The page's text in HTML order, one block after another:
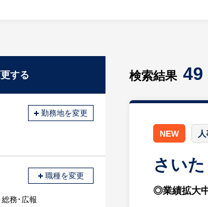
検索結果 49
NEW
さい
◎業績拡大
する
勤務地を変更
職種を変更
務･広報